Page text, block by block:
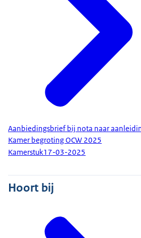
Aanbiedingsbrief bij nota naar
Kamer begroting OCW 2025
Kamerstuk17-03-2025
Hoort bij